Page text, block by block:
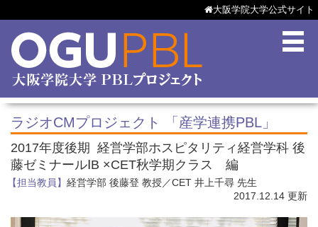
大阪学院大学公式サイト
ラジオCMプロジェクト 「産学連携PBL」
2017年度後期 経営学部ホスピタリティ経営学科 後
藤ゼミナールⅠB ×CET秋学期クラス 編
【担当教員】 経営学部 後藤登 教授／CET 井上千尋 先生
2017.12.14 更新